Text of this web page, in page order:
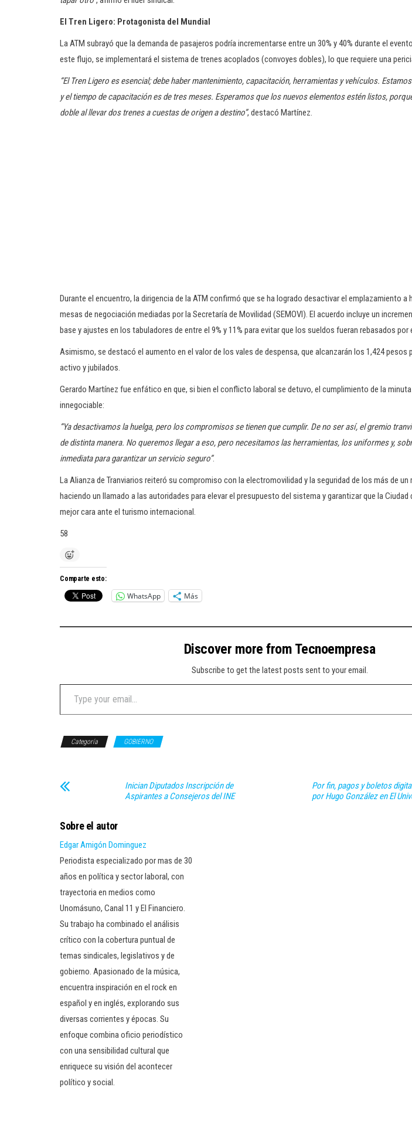
El Tren Ligero: Protagonista del Mundial
La ATM subrayó que la demanda de pasajeros podría incrementarse entre un 30% y 40% durante el
este flujo, se implementará el sistema de trenes acoplados (convoyes dobles), lo que requiere una
“El Tren Ligero es esencial; debe haber mantenimiento, capacitación, herramientas y vehículos.
y el tiempo de capacitación es de tres meses. Esperamos que los nuevos elementos estén listos,
doble al llevar dos trenes a cuestas de origen a destino”, destacó Martínez.
Durante el encuentro, la dirigencia de la ATM confirmó que se ha logrado desactivar el emplazamiento a
mesas de negociación mediadas por la Secretaría de Movilidad (SEMOVI). El acuerdo incluye un
base y ajustes en los tabuladores de entre el 9% y 11% para evitar que los sueldos fueran rebasados por
Asimismo, se destacó el aumento en el valor de los vales de despensa, que alcanzarán los 1,424 pesos
activo y jubilados.
Gerardo Martínez fue enfático en que, si bien el conflicto laboral se detuvo, el cumplimiento de la
innegociable:
“Ya desactivamos la huelga, pero los compromisos se tienen que cumplir. De no ser así, el gremio
de distinta manera. No queremos llegar a eso, pero necesitamos las herramientas, los uniformes y,
inmediata para garantizar un servicio seguro”.
La Alianza de Tranviarios reiteró su compromiso con la electromovilidad y la seguridad de los más de
haciendo un llamado a las autoridades para elevar el presupuesto del sistema y garantizar que la
mejor cara ante el turismo internacional.
58
Comparte esto:
WhatsApp Más
Discover more from Tecnoempresa
Subscribe to get the latest posts sent to your email.
Type your email…
Categoría GOBIERNO
Inician Diputados Inscripción de
Aspirantes a Consejeros del INE
Por fin, pagos y boletos
por Hugo González en El
Sobre el autor
Edgar Amigón Dominguez
Periodista especializado por mas de 30
años en política y sector laboral, con
trayectoria en medios como
Unomásuno, Canal 11 y El Financiero.
Su trabajo ha combinado el análisis
crítico con la cobertura puntual de
temas sindicales, legislativos y de
gobierno. Apasionado de la música,
encuentra inspiración en el rock en
español y en inglés, explorando sus
diversas corrientes y épocas. Su
enfoque combina oficio periodístico
con una sensibilidad cultural que
enriquece su visión del acontecer
político y social.